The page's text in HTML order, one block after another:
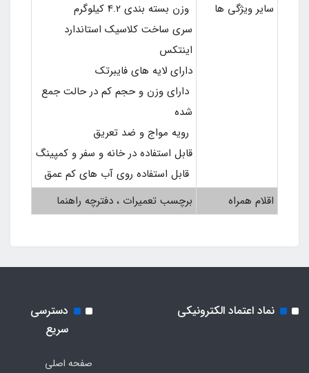
سایر ویژگی ها
وزن بسته بندی 4.2 کیلوگرم
سری ساخت کلاسیک استاندارد
اینتکس
دارای لایه های فایبرتک
دارای وزن و حجم کم در حالت جمع
شده
رویه مواج و ضد تعریق
قابل استفاده در خانه و سفر و کمپینگ
قابل استفاده روی آب های کم عمق
اقلام همراه
برچسب تعمیرات ، دفترچه راهنما
نماد اعتماد الکترونیکی
دسترسی
سریع
صفحه اصلی